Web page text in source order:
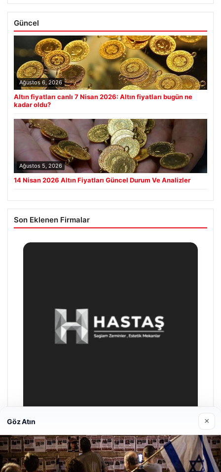
Güncel
Ağustos 6, 2026
Altın fiyatları canlı 7 Nisan 2026: Altın fiyatları bugün ne
kadar oldu?
Ağustos 5, 2026
14 Nisan 2026 Altın Fiyatları Güncel Durum Ve Analizler
Son Eklenen Firmalar
Prenses Night Club
Nisan 29, 2026
Göz Atın ×